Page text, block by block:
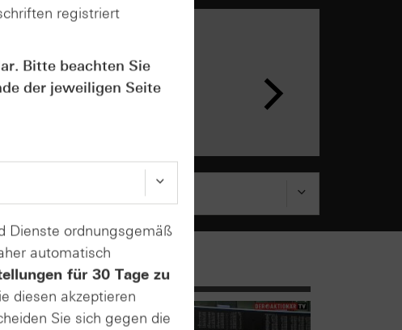
registriert
Bitte beachten Sie
der jeweiligen Seite
Dienste ordnungsgemäß
automatisch
für 30 Tage zu
diesen akzeptieren
Sie sich gegen die